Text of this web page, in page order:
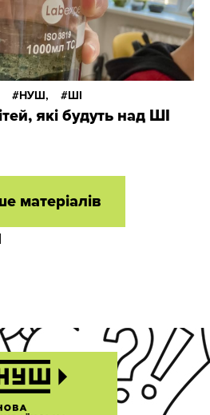
НУШ, ШІ
які будуть над ШІ
матеріалів